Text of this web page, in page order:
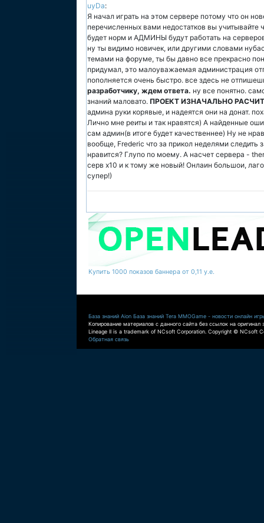
uyDa:
Я начал играть на этом сервере потому что он
перечисленных вами недостатков вы
будет норм и АДМИНЫ будут работать на
ну ты видимо новичек, или другими словами
темами на форуме, ты бы давно все прекрасно
придумал, это малоуважаемая администрация
пополняется очень быстро. все здесь не
разработчику, ждем ответа. ну все понятно.
знаний маловато. ПРОЕКТ ИЗНАЧАЛЬНО
админа руки корявые, и надеятся они на донат.
Лично мне реиты и так нравятся) А найденные
сам админ(в итоге будет качественнее) Ну не
вообще, Frederic что за прикол неделями следить
нравится? Глупо по моему. А насчет сервера -
серв х10 и к тому же новый! Онлаин большои,
супер!)
Купить 1000 показов баннера от 0,11 у.е.
База знаний Aion База знаний Tera MMOGame - новости онлайн
Копирование материалов с данного сайта без ссылок на оригинал
Lineage II is a trademark of NCsoft Corporation. Copyright © NCsoft
Обратная связь